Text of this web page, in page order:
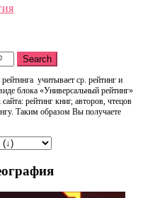
Search
учитывает ср. рейтинг и
блока «Универсальный рейтинг»
рейтинг книг, авторов, чтецов
Таким образом Вы получаете